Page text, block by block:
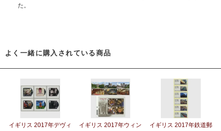
た。
よく一緒に購入されている商品
イギリス 2017年デヴィ
イギリス 2017年ウィン
イギリス 2017年鉄道郵